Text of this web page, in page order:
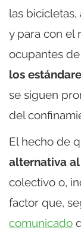
las
y para con el
ocupantes
los
se siguen
del
El hecho de
alternativa
colectivo o,
factor que,
comunicado